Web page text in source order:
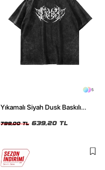
5
Yıkamalı Siyah Dusk Baskılı
799,00 TL 639,20 TL